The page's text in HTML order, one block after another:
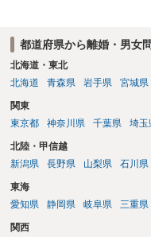
都道府県から離婚・男女
北海道・東北
北海道
青森県 岩手県 宮城県
関東
東京都
神奈川県 千葉県 埼玉
北陸・甲信越
新潟県
長野県 山梨県 石川県
東海
愛知県
静岡県 岐阜県 三重県
関西